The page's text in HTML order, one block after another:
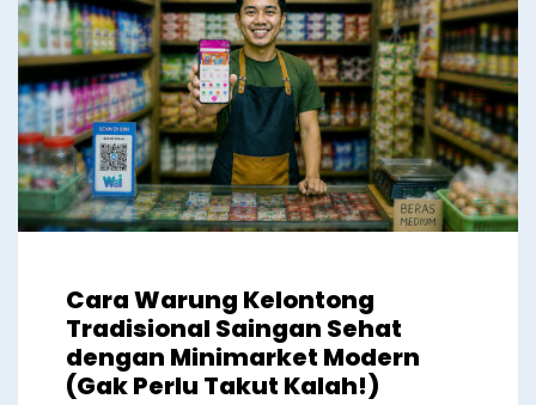
Cara Warung Kelontong
Tradisional Saingan Sehat
dengan Minimarket Modern
(Gak Perlu Takut Kalah!)